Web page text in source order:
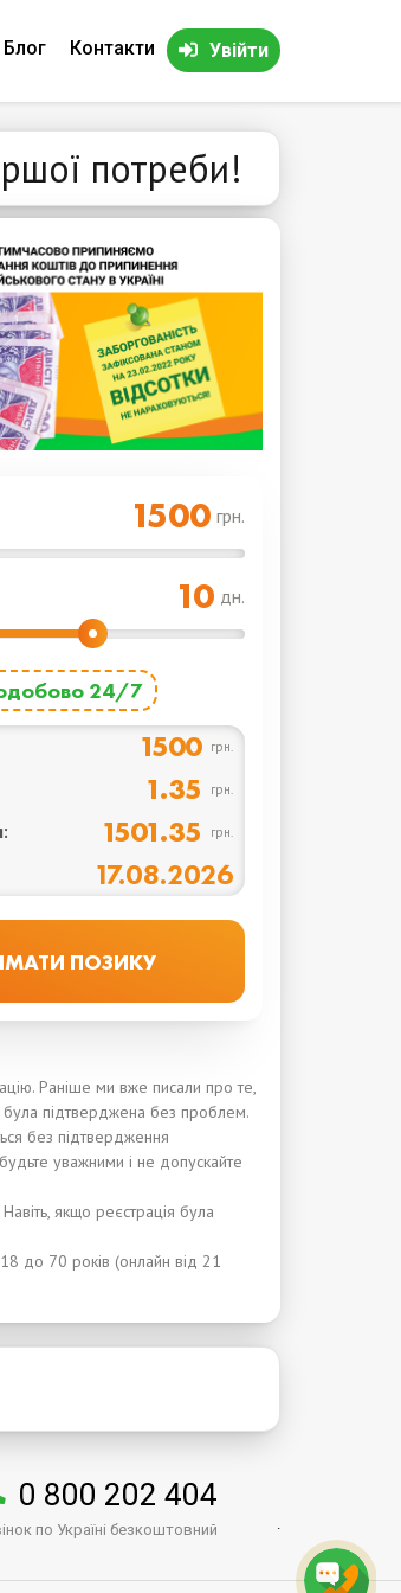
Блог Контакти Увійти
потреби!
грн.
дн.
24/7
1500 грн.
1.35 грн.
1501.35 грн.
17.08.2026
Раніше ми вже писали про те,
була підтверджена без проблем.
без підтвердження
уважними і не допускайте
якщо реєстрація була
18 до 70 років (онлайн від 21
0 800 202 404
по Україні безкоштовний .
↑